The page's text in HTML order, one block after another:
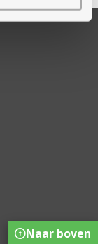
Naar boven